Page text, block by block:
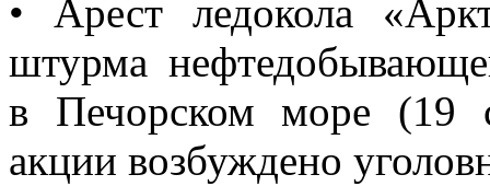
• Арест ледокола
штурма
в Печорском море (19
акции возбуждено